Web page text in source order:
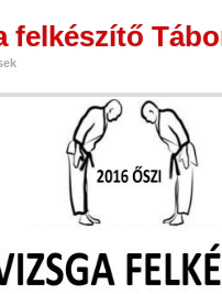
felkészítő